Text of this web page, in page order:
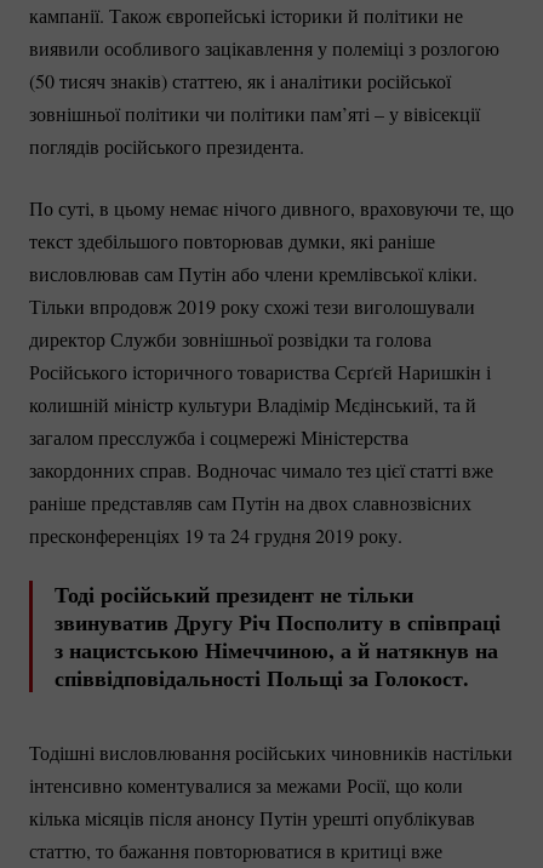
кампанії. Також європейські історики й політики не
виявили особливого зацікавлення у полеміці з розлогою
(50 тисяч знаків) статтею, як і аналітики російської
зовнішньої політики чи політики пам’яті – у вівісекції
поглядів російського президента.
По суті, в цьому немає нічого дивного, враховуючи те, що
текст здебільшого повторював думки, які раніше
висловлював сам Путін або члени кремлівської кліки.
Тільки впродовж 2019 року схожі тези виголошували
директор Служби зовнішньої розвідки та голова
Російського історичного товариства Сєрґєй Наришкін і
колишній міністр культури Владімір Мєдінський, та й
загалом пресслужба і соцмережі Міністерства
закордонних справ. Водночас чимало тез цієї статті вже
раніше представляв сам Путін на двох славнозвісних
пресконференціях 19 та 24 грудня 2019 року.
Тоді російський президент не тільки
звинуватив Другу Річ Посполиту в співпраці
з нацистською Німеччиною, а й натякнув на
співвідповідальності Польщі за Голокост.
Тодішні висловлювання російських чиновників настільки
інтенсивно коментувалися за межами Росії, що коли
кілька місяців після анонсу Путін урешті опублікував
статтю, то бажання повторюватися в критиці вже